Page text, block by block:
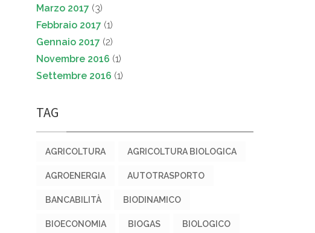
Marzo 2017 (3)
Febbraio 2017 (1)
Gennaio 2017 (2)
Novembre 2016 (1)
Settembre 2016 (1)
TAG
AGRICOLTURA AGRICOLTURA BIOLOGICA
AGROENERGIA AUTOTRASPORTO
BANCABILITÀ BIODINAMICO
BIOECONOMIA BIOGAS BIOLOGICO